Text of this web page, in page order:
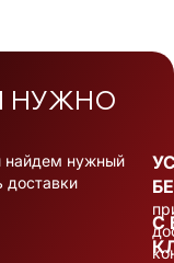
НУЖНО
найдем нужный
доставки
С